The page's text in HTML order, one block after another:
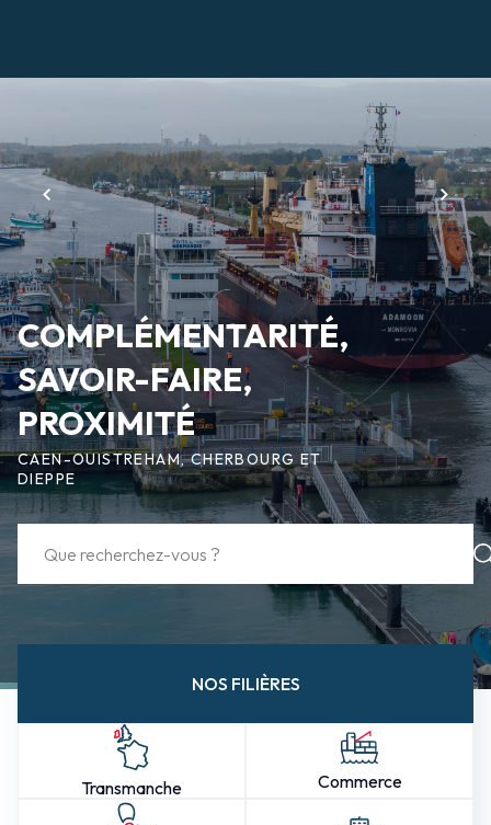
Page
d'accueil
COMPLÉMENTARITÉ,
SAVOIR-FAIRE,
PROXIMITÉ
CAEN-OUISTREHAM, CHERBOURG ET
DIEPPE
NOS FILIÈRES
Transmanche Commerce